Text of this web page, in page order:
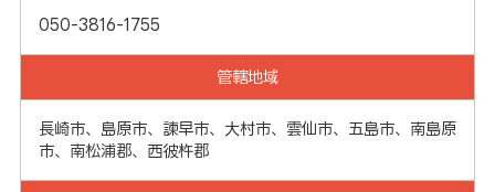
050-3816-1755
管轄地域
長崎市、島原市、諫早市、大村市、雲仙市、五島市、南島原
市、南松浦郡、西彼杵郡